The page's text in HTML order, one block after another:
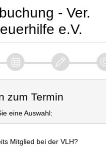
- Ver.
e.V.
zum Termin
eine Auswahl:
Mitglied bei der VLH?